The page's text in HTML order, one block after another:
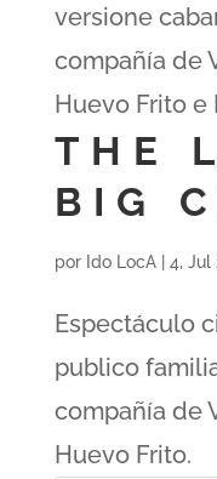
versione
compañía de
Huevo Frito e
THE
BIG
por Ido LocA| 4, Jul
Espectáculo
publico
compañía de
Huevo Frito.